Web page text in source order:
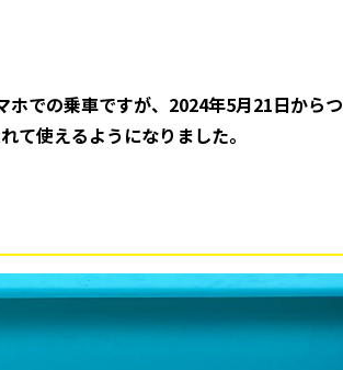
での乗車ですが、2024年5月21日からつ
使えるようになりました。